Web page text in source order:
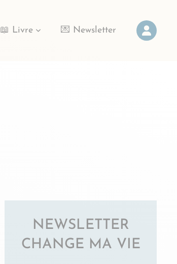
📖 Livre 💌 Newsletter
NEWSLETTER
CHANGE MA VIE